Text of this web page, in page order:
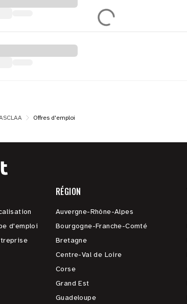
Offres d'emploi
d'emploi
RÉGION
Auvergne-Rhône-Alpes
Bourgogne-Franche-Comté
Bretagne
Centre-Val de Loire
Corse
Grand Est
Guadeloupe